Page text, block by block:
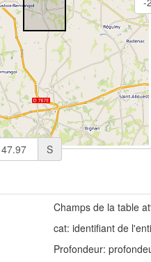
S
Champs de la table
cat: identifiant de
Profondeur: